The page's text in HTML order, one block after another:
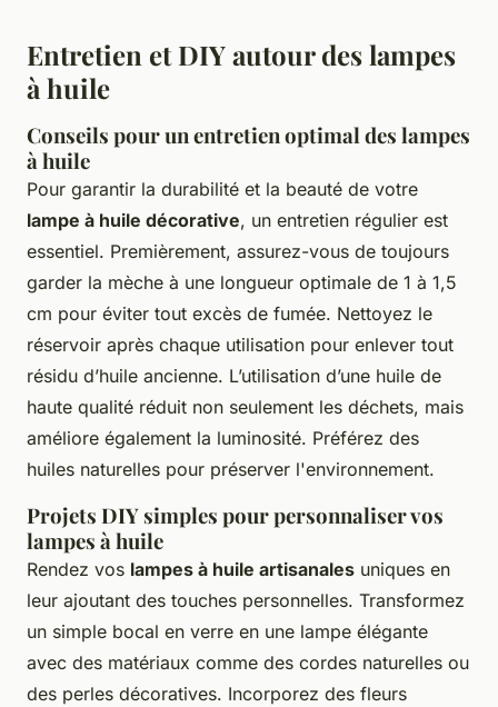
Entretien et DIY autour des lampes
à huile
Conseils pour un entretien optimal des lampes
à huile
Pour garantir la durabilité et la beauté de votre
lampe à huile décorative, un entretien régulier est
essentiel. Premièrement, assurez-vous de toujours
garder la mèche à une longueur optimale de 1 à 1,5
cm pour éviter tout excès de fumée. Nettoyez le
réservoir après chaque utilisation pour enlever tout
résidu d’huile ancienne. L’utilisation d’une huile de
haute qualité réduit non seulement les déchets, mais
améliore également la luminosité. Préférez des
huiles naturelles pour préserver l'environnement.
Projets DIY simples pour personnaliser vos
lampes à huile
Rendez vos lampes à huile artisanales uniques en
leur ajoutant des touches personnelles. Transformez
un simple bocal en verre en une lampe élégante
avec des matériaux comme des cordes naturelles ou
des perles décoratives. Incorporez des fleurs